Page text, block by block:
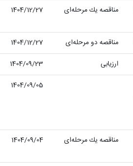
مناقصه یك مرحله‌ای 1404/12/27
مناقصه دو مرحله‌ای
1404/12/27
ارزیابی
1404/09/23
1404/09/05
مناقصه یك مرحله‌ای 1404/09/04